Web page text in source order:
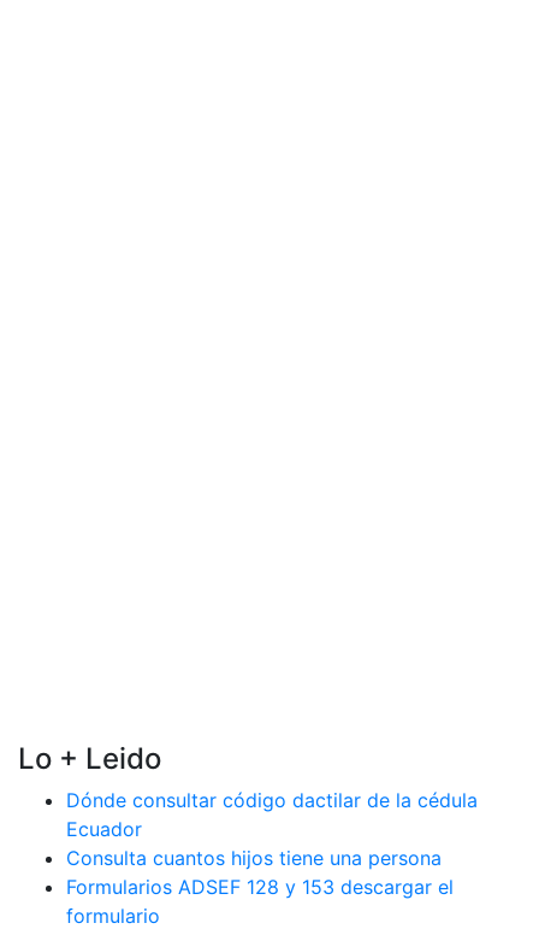
Lo + Leido
Dónde consultar código dactilar de la cédula
Ecuador
Consulta cuantos hijos tiene una persona
Formularios ADSEF 128 y 153 descargar el
formulario